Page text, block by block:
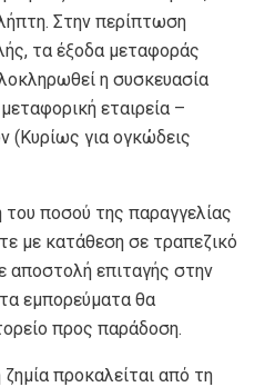
Στην περίπτωση
τα έξοδα μεταφοράς
η συσκευασία
εταιρεία –
(Κυρίως για ογκώδεις
ποσού της παραγγελίας
με κατάθεση σε τραπεζικό
αποστολή επιταγής στην
εμπορεύματα θα
προς παράδοση.
προκαλείται από τη